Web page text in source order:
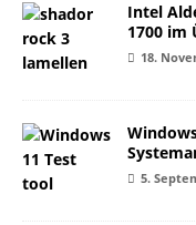
Intel
1700 im
18.
5.